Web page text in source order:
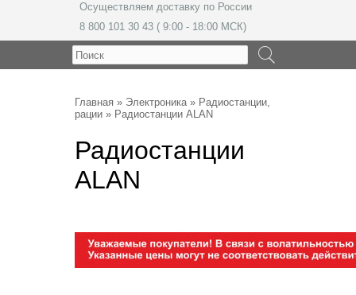
Осуществляем доставку по России
8 800 101 30 43 ( 9:00 - 18:00 МСК)
Главная » Электроника» Радиостанции,
рации » Радиостанции ALAN
Радиостанции
ALAN